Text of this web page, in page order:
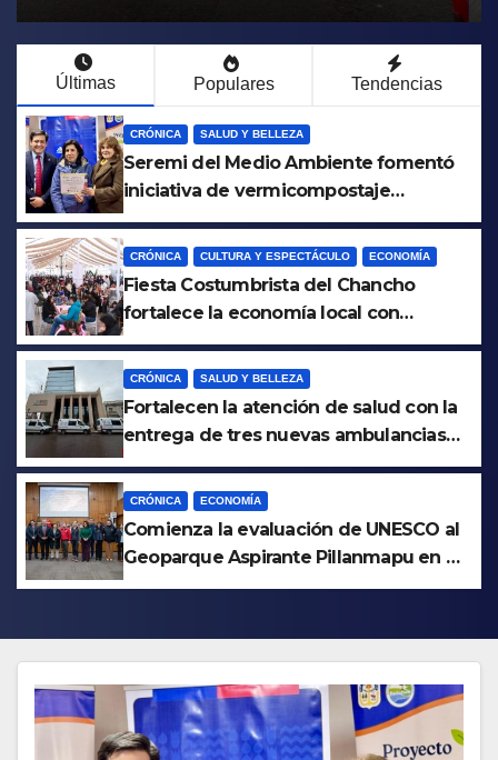
Últimas Populares Tendencias
CRÓNICA SALUD Y BELLEZA
Seremi del Medio Ambiente fomentó
iniciativa de vermicompostaje
domiciliario en Pelluhue
CRÓNICA CULTURA Y ESPECTÁCULO ECONOMÍA
Fiesta Costumbrista del Chancho
fortalece la economía local con
positivo impacto en la hotelería y el
emprendimiento
CRÓNICA SALUD Y BELLEZA
Fortalecen la atención de salud con la
entrega de tres nuevas ambulancias
para Cauquenes y Sagrada Familia
CRÓNICA ECONOMÍA
Comienza la evaluación de UNESCO al
Geoparque Aspirante Pillanmapu en el
Maule